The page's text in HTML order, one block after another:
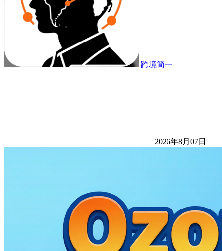
跨境简一
2026年8月07日